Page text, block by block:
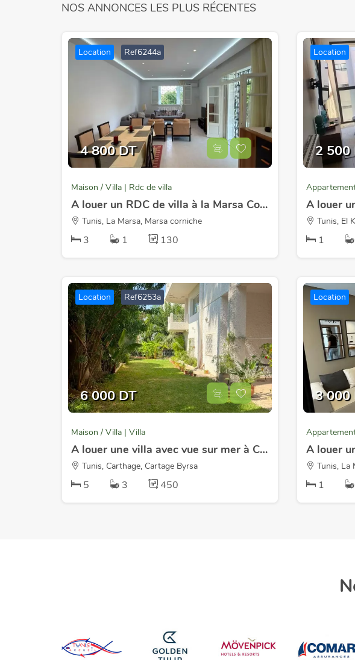
NOS ANNONCES LES PLUS RÉCENTES
Location Ref6244a
4 800 DT
Maison / Villa | Rdc de villa
A louer un RDC de villa à la Marsa Corniche
Tunis, La Marsa, Marsa corniche
3 1 130
Location
2 500
Tunis, El
1
Location Ref6253a
6 000 DT
Maison / Villa | Villa
A louer une villa avec vue sur mer à Carthage Byrsa
Tunis, Carthage, Cartage Byrsa
5 3 450
Location
3 000
A louer
Tunis, La
1